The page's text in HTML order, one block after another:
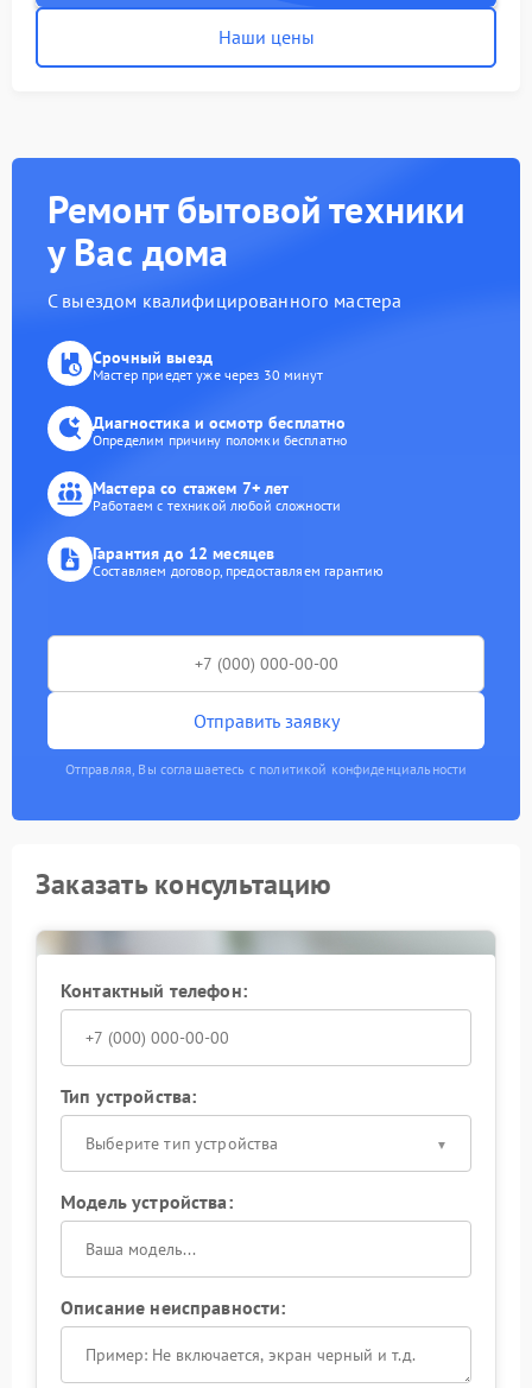
Наши цены
Ремонт бытовой техники
у Вас дома
С выездом квалифицированного мастера
Срочный выезд
Мастер приедет уже через 30 минут
Диагностика и осмотр бесплатно
Определим причину поломки бесплатно
Мастера со стажем 7+ лет
Работаем с техникой любой сложности
Гарантия до 12 месяцев
Составляем договор, предоставляем гарантию
Отправить заявку
Отправляя, Вы соглашаетесь с политикой конфиденциальности
Заказать консультацию
Контактный телефон:
Тип устройства:
Выберите тип устройства
Модель устройства:
Описание неисправности: